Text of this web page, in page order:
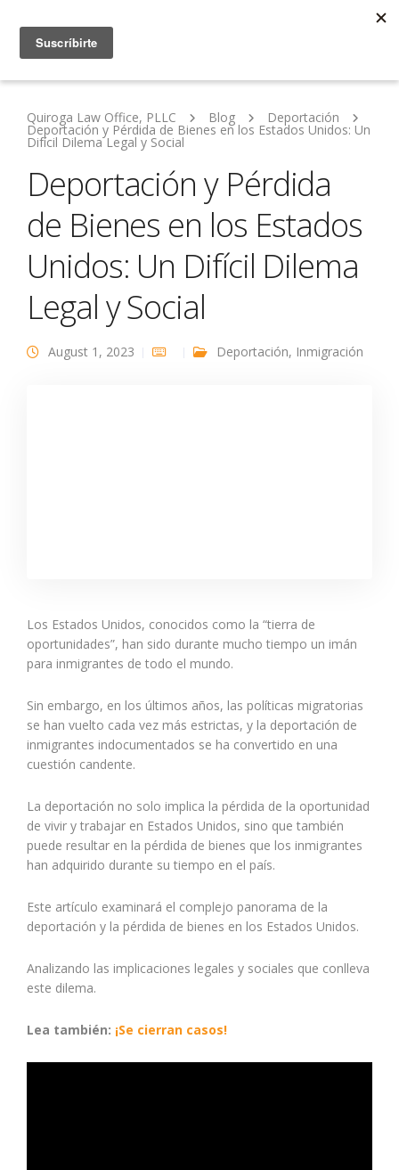
Quiroga Law Office, PLLC Blog Deportación
Deportación y Pérdida de Bienes en los Estados Unidos: Un
Difícil Dilema Legal y Social
Deportación y Pérdida
de Bienes en los Estados
Unidos: Un Difícil Dilema
Legal y Social
August 1, 2023 Deportación, Inmigración
Los Estados Unidos, conocidos como la “tierra de
oportunidades”, han sido durante mucho tiempo un imán
para inmigrantes de todo el mundo.
Sin embargo, en los últimos años, las políticas migratorias
se han vuelto cada vez más estrictas, y la deportación de
inmigrantes indocumentados se ha convertido en una
cuestión candente.
La deportación no solo implica la pérdida de la oportunidad
de vivir y trabajar en Estados Unidos, sino que también
puede resultar en la pérdida de bienes que los inmigrantes
han adquirido durante su tiempo en el país.
Este artículo examinará el complejo panorama de la
deportación y la pérdida de bienes en los Estados Unidos.
Analizando las implicaciones legales y sociales que conlleva
este dilema.
Lea también: ¡Se cierran casos!